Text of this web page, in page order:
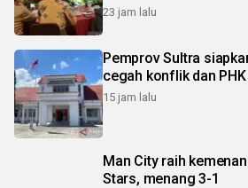
23 jam lalu
Pemprov Sultra
cegah konflik dan
15 jam lalu
Man City raih
Stars, menang 3-1